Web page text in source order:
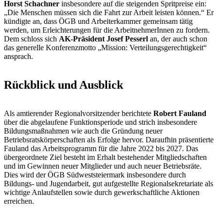
Horst Schachner insbesondere auf die steigenden Spritpreise ein:
„Die Menschen müssen sich die Fahrt zur Arbeit leisten können.“ Er
kündigte an, dass ÖGB und Arbeiterkammer gemeinsam tätig
werden, um Erleichterungen für die ArbeitnehmerInnen zu fordern.
Dem schloss sich AK-Präsident Josef Pesserl an, der auch schon
das generelle Konferenzmotto „Mission: Verteilungsgerechtigkeit“
ansprach.
Rückblick und Ausblick
Als amtierender Regionalvorsitzender berichtete Robert Fauland
über die abgelaufene Funktionsperiode und strich insbesondere
Bildungsmaßnahmen wie auch die Gründung neuer
Betriebsratskörperschaften als Erfolge hervor. Daraufhin präsentierte
Fauland das Arbeitsprogramm für die Jahre 2022 bis 2027. Das
übergeordnete Ziel besteht im Erhalt bestehender Mitgliedschaften
und im Gewinnen neuer Mitglieder und auch neuer Betriebsräte.
Dies wird der ÖGB Südweststeiermark insbesondere durch
Bildungs- und Jugendarbeit, gut aufgestellte Regionalsekretariate als
wichtige Anlaufstellen sowie durch gewerkschaftliche Aktionen
erreichen.